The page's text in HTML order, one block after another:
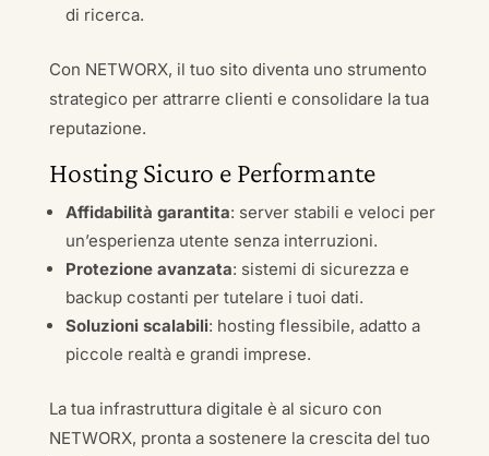
di ricerca.
Con NETWORX, il tuo sito diventa uno strumento
strategico per attrarre clienti e consolidare la tua
reputazione.
Hosting Sicuro e Performante
Affidabilità garantita: server stabili e veloci per
un’esperienza utente senza interruzioni.
Protezione avanzata: sistemi di sicurezza e
backup costanti per tutelare i tuoi dati.
Soluzioni scalabili: hosting flessibile, adatto a
piccole realtà e grandi imprese.
La tua infrastruttura digitale è al sicuro con
NETWORX, pronta a sostenere la crescita del tuo